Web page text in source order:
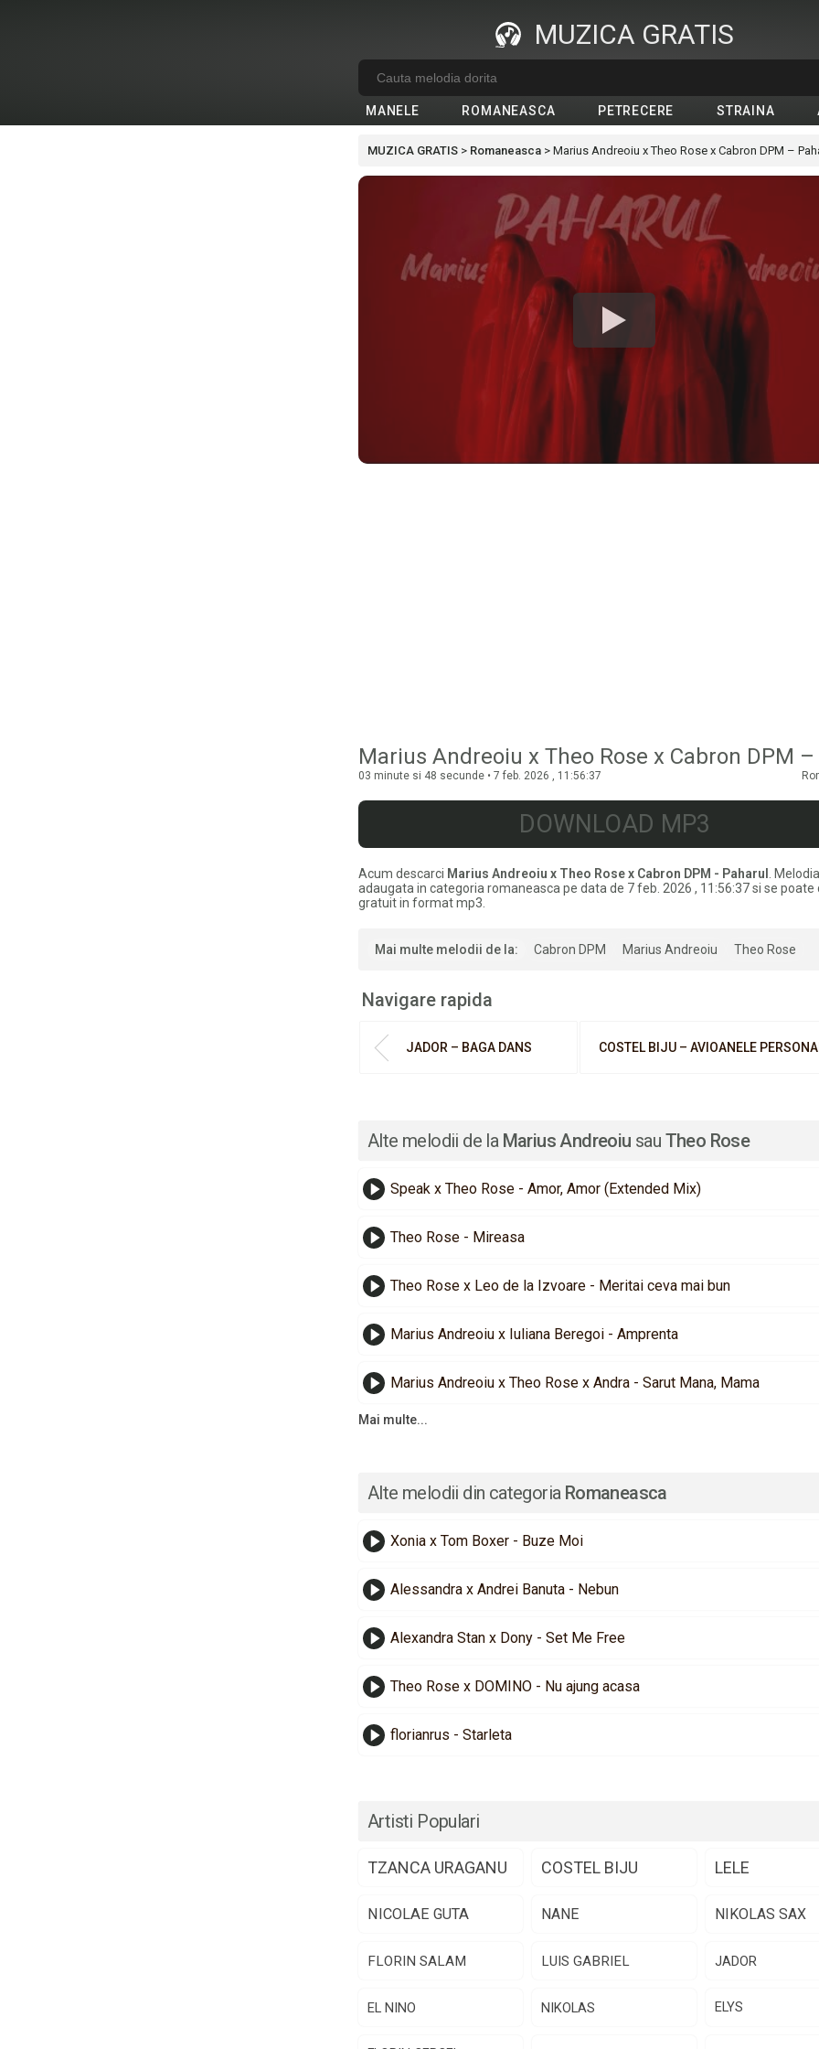
MUZICA GRATIS
MANELE ROMANEASCA PETRECERE STRAINA
MUZICA GRATIS > Romaneasca > Marius Andreoiu x Theo Rose x Cabron DPM –
03 minute si 48 secunde • 7 feb. 2026 , 11:56:37
DOWNLOAD MP3
Acum descarci Marius Andreoiu x Theo Rose x Cabron DPM - Paharul
.
adaugata in categoria romaneasca pe data de 7 feb. 2026 , 11:56:37 si se poate
gratuit in format mp3.
Mai multe melodii de la: Cabron DPM Marius Andreoiu Theo Rose
Navigare rapida
JADOR – BAGA DANS COSTEL BIJU – AVIOANELE
Alte melodii de la Marius Andreoiu sau Theo Rose
Speak x Theo Rose - Amor, Amor (Extended Mix)
Theo Rose - Mireasa
Theo Rose x Leo de la Izvoare - Meritai ceva mai bun
Marius Andreoiu x Iuliana Beregoi - Amprenta
Marius Andreoiu x Theo Rose x Andra - Sarut Mana, Mama
Mai multe...
Alte melodii din categoria Romaneasca
Xonia x Tom Boxer - Buze Moi
Alessandra x Andrei Banuta - Nebun
Alexandra Stan x Dony - Set Me Free
Theo Rose x DOMINO - Nu ajung acasa
florianrus - Starleta
Artisti Populari
TZANCA URAGANU COSTEL BIJU LELE
NICOLAE GUTA NANE NIKOLAS SAX
FLORIN SALAM LUIS GABRIEL JADOR
EL NINO NIKOLAS ELYS